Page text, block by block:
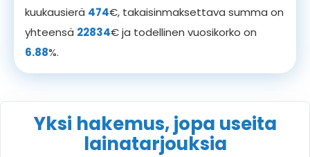
kuukausierä 474€, takaisinmaksettava summa on
yhteensä 22834€ ja todellinen vuosikorko on
6.88%.
Yksi hakemus, jopa useita
lainatarjouksia